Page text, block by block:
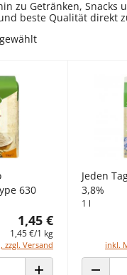
zu Getränken, Snacks
beste Qualität direkt
630
1,45 €
1,45 €/1 kg
zzgl. Versand
Jeden
3,8%
1 l
inkl.